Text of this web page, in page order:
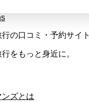
の口コミ・予約サイト
をもっと身近に。
ンズとは